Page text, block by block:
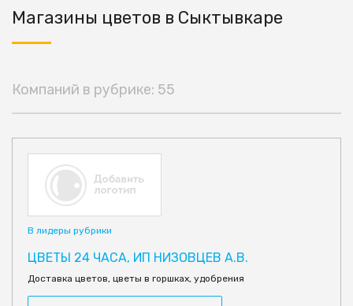
Магазины цветов в Сыктывкаре
Компаний в рубрике: 55
В лидеры рубрики
ЦВЕТЫ 24 ЧАСА, ИП НИЗОВЦЕВ А.В.
Доставка цветов, цветы в горшках, удобрения